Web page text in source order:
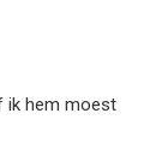
ik hem moest